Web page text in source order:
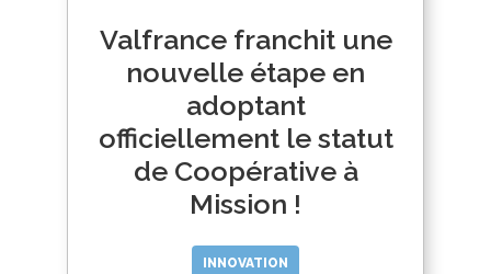
Valfrance franchit une
nouvelle étape en
adoptant
officiellement le statut
de Coopérative à
Mission !
INNOVATION